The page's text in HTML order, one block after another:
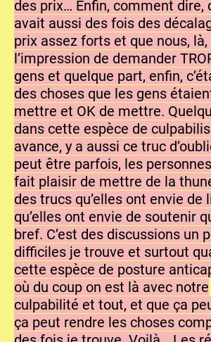
des prix… Enfin, comment dire,
avait aussi des fois des
prix assez forts et que nous,
l’impression de demander
gens et quelque part, enfin,
des choses que les gens
mettre et OK de mettre.
dans cette espèce de
avance, y a aussi ce truc
peut être parfois, les
fait plaisir de mettre de la
des trucs qu’elles ont envie de
qu’elles ont envie de soutenir
bref. C’est des discussions un
difficiles je trouve et surtout
cette espèce de posture
où du coup on est là avec notre
culpabilité et tout, et que ça
ça peut rendre les choses